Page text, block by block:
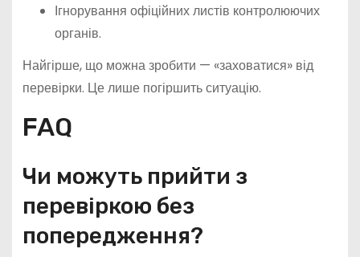
Ігнорування офіційних листів контролюючих
органів.
Найгірше, що можна зробити — «заховатися» від
перевірки. Це лише погіршить ситуацію.
FAQ
Чи можуть прийти з
перевіркою без
попередження?